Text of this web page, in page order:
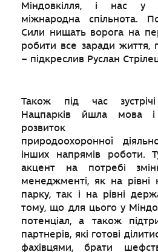
Міндовкілля, і нас у
міжнародна спільнота.
Сили нищать ворога на
робити все заради життя,
– підкреслив Руслан
Також під час
Нацпарків йшла мова
розвиток
природоохоронної
інших напрямів роботи.
акцент на потребі
менеджменті, як на рівні
парку, так і на рівні
тому, що для цього у
потенціал, а також
партнерів, які готові
фахівцями, брати